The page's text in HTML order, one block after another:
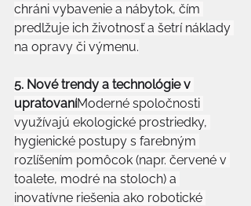
chráni vybavenie a nábytok, čím
predlžuje ich životnosť a šetrí náklady
na opravy či výmenu.
5. Nové trendy a technológie v
upratovaníModerné spoločnosti
využívajú ekologické prostriedky,
hygienické postupy s farebným
rozlíšením pomôcok (napr. červené v
toalete, modré na stoloch) a
inovatívne riešenia ako robotické